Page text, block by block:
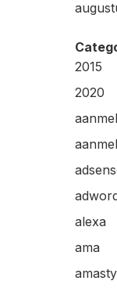
2015
2020
alexa
ama
amasty